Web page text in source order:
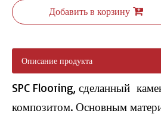
Добавить в корзину
Описание продукта
SPC Flooring, сделанный
композитом. Основным